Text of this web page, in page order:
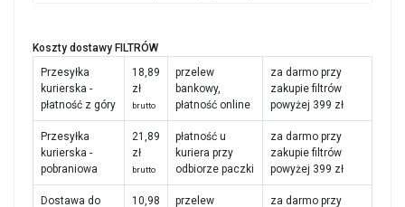
Koszty dostawy FILTRÓW
Przesyłka
kurierska -
płatność z góry
18,89
zł
brutto
przelew
bankowy,
płatność online
za darmo przy
zakupie filtrów
powyżej 399 zł
Przesyłka
kurierska -
pobraniowa
21,89
zł
brutto
płatność u
kuriera przy
odbiorze paczki
za darmo przy
zakupie filtrów
powyżej 399 zł
Dostawa do
10,98
przelew
za darmo przy